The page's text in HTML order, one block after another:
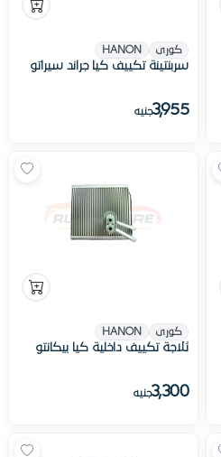
كورى HANON
سربنتينة تكييف كيا جراند سيراتو
3,955جنيه
كورى HANON
ثلاجة تكييف داخلية كيا بيكانتو
3,300جنيه